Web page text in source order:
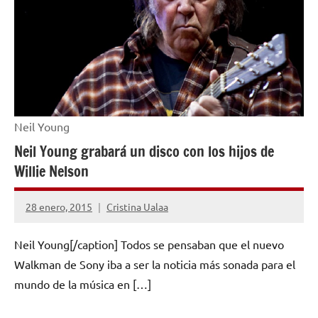
Neil Young
Neil Young grabará un disco con los hijos de
Willie Nelson
28 enero, 2015 Cristina Ualaa
No
comentarios
Neil Young[/caption] Todos se pensaban que el nuevo
Walkman de Sony iba a ser la noticia más sonada para el
mundo de la música en […]